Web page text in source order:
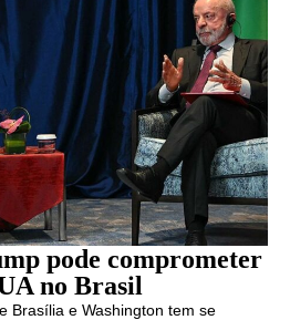
pode comprometer
no Brasil
Brasília e Washington tem se